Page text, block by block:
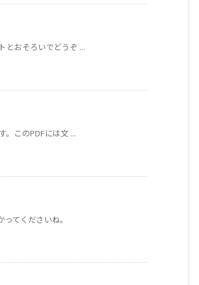
とおそろいでどうぞ ...
。このPDFには文 ...
てくださいね。